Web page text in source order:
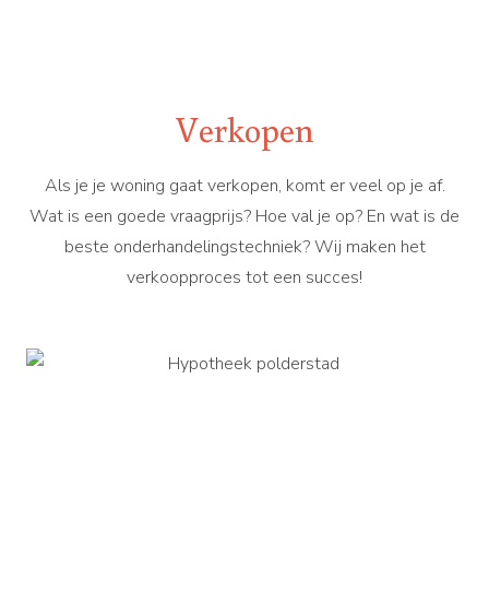
Verkopen
Als je je woning gaat verkopen, komt er veel op je af.
Wat is een goede vraagprijs? Hoe val je op? En wat is de
beste onderhandelingstechniek? Wij maken het
verkoopproces tot een succes!